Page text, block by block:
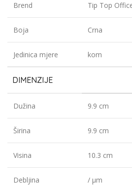
Brend Tip Top
Boja Crna
Jedinica mjere kom
DIMENZIJE
Dužina 9.9 cm
Širina 9.9 cm
Visina 10.3 cm
Debljina / µm